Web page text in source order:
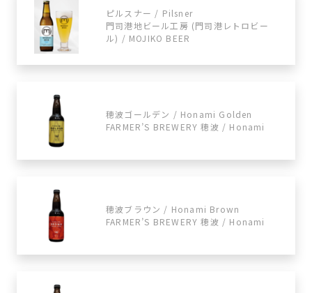
ピルスナー / Pilsner
門司港地ビール工房 (門司港レトロビー
ル) / MOJIKO BEER
穂波ゴールデン / Honami Golden
FARMER’S BREWERY 穂波 / Honami
穂波ブラウン / Honami Brown
FARMER’S BREWERY 穂波 / Honami